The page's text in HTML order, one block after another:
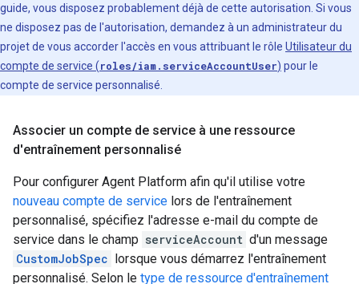
guide, vous disposez probablement déjà de cette autorisation. Si vous
ne disposez pas de l'autorisation, demandez à un administrateur du
projet de vous accorder l'accès en vous attribuant le rôle Utilisateur du
compte de service (roles/iam.serviceAccountUser) pour le
compte de service personnalisé.
Associer un compte de service à une ressource
d'entraînement personnalisé
Pour configurer Agent Platform afin qu'il utilise votre
nouveau compte de service lors de l'entraînement
personnalisé, spécifiez l'adresse e-mail du compte de
service dans le champ serviceAccount d'un message
CustomJobSpec lorsque vous démarrez l'entraînement
personnalisé. Selon le type de ressource d'entraînement